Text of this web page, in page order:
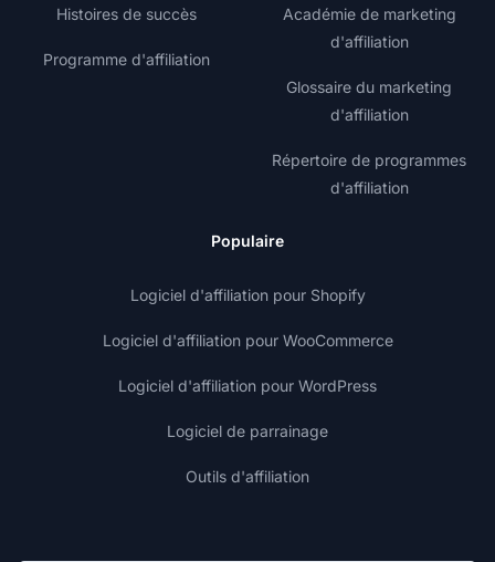
Histoires de succès
Programme d'affiliation
Académie de marketing
d'affiliation
Glossaire du marketing
d'affiliation
Répertoire de programmes
d'affiliation
Populaire
Logiciel d'affiliation pour Shopify
Logiciel d'affiliation pour WooCommerce
Logiciel d'affiliation pour WordPress
Logiciel de parrainage
Outils d'affiliation